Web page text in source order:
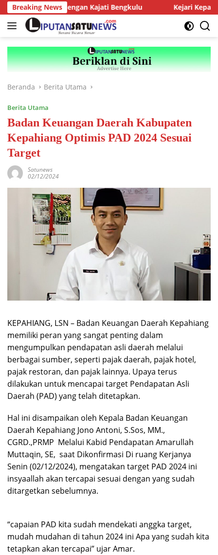
Langsung
ke
konten
Breaking News
Audiensi dengan Kajati Bengkulu Kejari Kepahiang
Beranda Berita Utama
Berita Utama
Badan Keuangan Daerah Kabupaten
Kepahiang Optimis PAD 2024 Sesuai
Target
Satunews
02/12/2024
KEPAHIANG, LSN – Badan Keuangan Daerah Kepahiang
memiliki peran yang sangat penting dalam
mengumpulkan pendapatan asli daerah melalui
berbagai sumber, seperti pajak daerah, pajak hotel,
pajak restoran, dan pajak lainnya. Upaya terus
dilakukan untuk mencapai target Pendapatan Asli
Daerah (PAD) yang telah ditetapkan.
Hal ini disampaikan oleh Kepala Badan Keuangan
Daerah Kepahiang Jono Antoni, S.Sos, MM.,
CGRD.,PRMP Melalui Kabid Pendapatan Amarullah
Muttaqin, SE, saat Dikonfirmasi Di ruang Kerjanya
Senin (02/12/2024), mengatakan target PAD 2024 ini
insyaallah akan tercapai sesuai dengan yang sudah
ditargetkan sebelumnya.
“capaian PAD kita sudah mendekati anggka target,
mudah mudahan di tahun 2024 ini Apa yang sudah kita
tetapkan akan tercapai” ujar Amar.